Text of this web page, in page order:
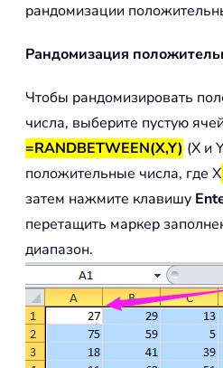
рандомизации
Рандомизация
Чтобы рандомизировать
числа, выберите пустую
=RANDBETWEEN(X,Y) (X и
положительные числа, где X
затем нажмите клавишу
перетащить маркер
диапазон.